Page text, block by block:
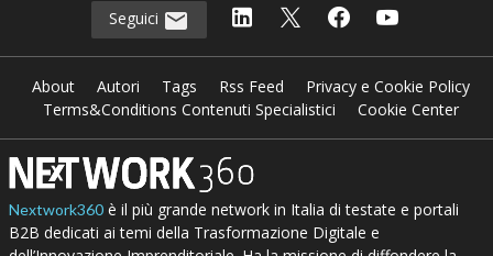
Seguici
About Autori Tags Rss Feed
Privacy e Cookie Policy
Terms&Conditions Contenuti Specialistici
Cookie Center
Nextwork360è il più grande network in Italia di testate e portali
B2B dedicati ai temi della Trasformazione Digitale e